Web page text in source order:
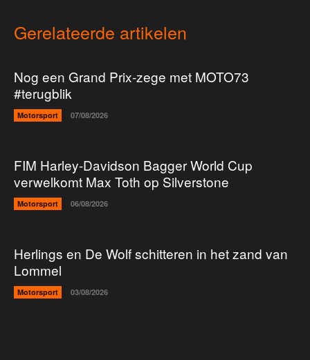
Gerelateerde artikelen
Nog een Grand Prix-zege met MOTO73
#terugblik
Motorsport 07/08/2026
FIM Harley-Davidson Bagger World Cup
verwelkomt Max Toth op Silverstone
Motorsport 06/08/2026
Herlings en De Wolf schitteren in het zand van
Lommel
Motorsport 03/08/2026